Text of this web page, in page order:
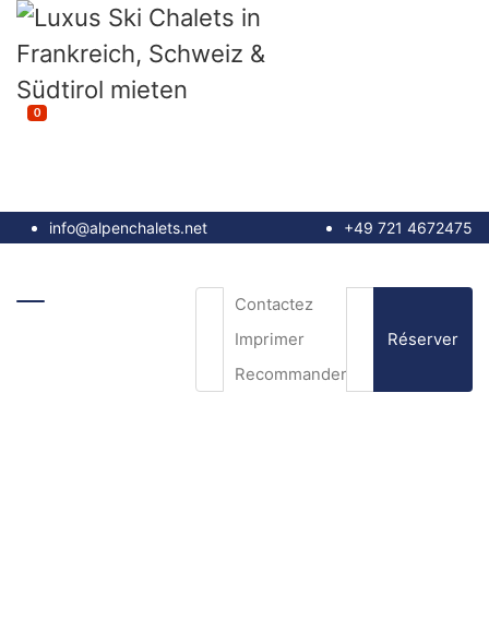
0
info@alpenchalets.net +49 721 4672475
Contactez
Imprimer
Recommander
Réserver